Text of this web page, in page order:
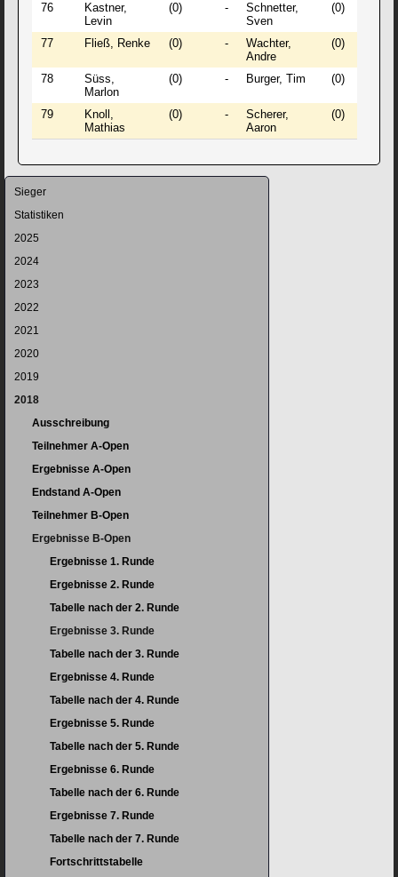
76
Kastner,
Levin
(0) -
Schnetter,
Sven
(0)
77 Fließ, Renke (0) -
Wachter,
Andre
(0)
78
Süss,
Marlon
(0) - Burger, Tim (0)
79
Knoll,
Mathias
(0) -
Scherer,
Aaron
(0)
Navigation
Sieger
Statistiken
2025
2024
2023
2022
2021
2020
2019
2018
Ausschreibung
Teilnehmer A-Open
Ergebnisse A-Open
Endstand A-Open
Teilnehmer B-Open
Ergebnisse B-Open
Ergebnisse 1. Runde
Ergebnisse 2. Runde
Tabelle nach der 2. Runde
Ergebnisse 3. Runde
Tabelle nach der 3. Runde
Ergebnisse 4. Runde
Tabelle nach der 4. Runde
Ergebnisse 5. Runde
Tabelle nach der 5. Runde
Ergebnisse 6. Runde
Tabelle nach der 6. Runde
Ergebnisse 7. Runde
Tabelle nach der 7. Runde
Fortschrittstabelle